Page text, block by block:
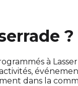
?
à
dans la